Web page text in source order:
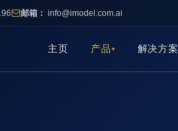
邮箱： info@imodel.com.ai
主页 产品 解决方案